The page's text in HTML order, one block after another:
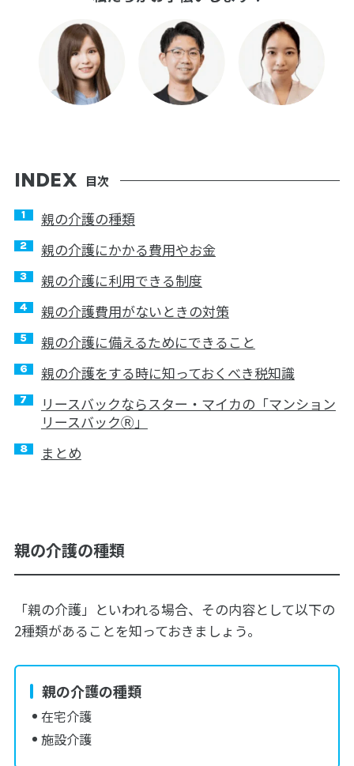
目次
親の介護の種類
親の介護にかかる費用やお金
親の介護に利用できる制度
親の介護費用がないときの対策
親の介護に備えるためにできること
親の介護をする時に知っておくべき税知識
リースバックならスター・マイカの「マンション
リースバックⓇ」
まとめ
親の介護の種類
「親の介護」といわれる場合、その内容として以下の
2種類があることを知っておきましょう。
親の介護の種類
在宅介護
施設介護